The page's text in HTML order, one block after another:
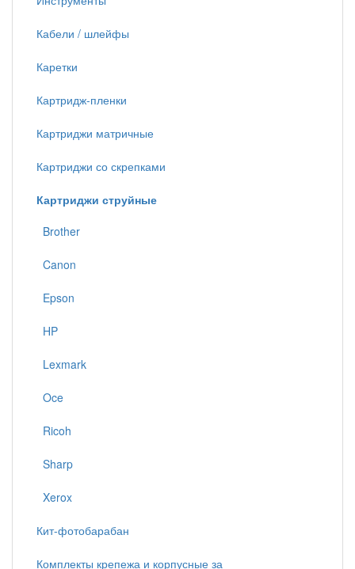
Кабели / шлейфы
Каретки
Картридж-пленки
Картриджи матричные
Картриджи со скрепками
Картриджи струйные
Brother
Canon
Epson
HP
Lexmark
Oce
Ricoh
Sharp
Xerox
Кит-фотобарабан
Комплекты крепежа и корпусные за